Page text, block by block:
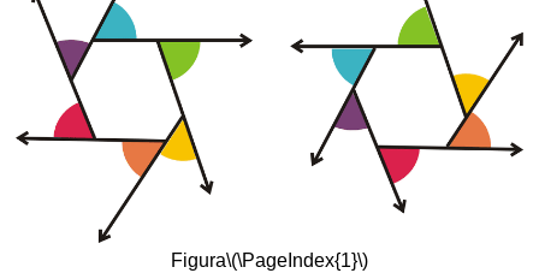
Figura\(\PageIndex{1}\)